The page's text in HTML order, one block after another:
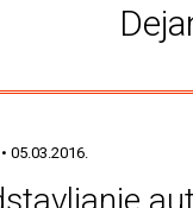
05.03.2016.